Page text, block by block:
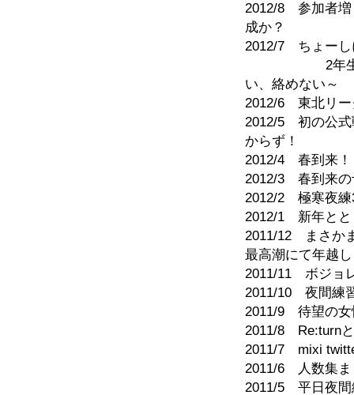
2012/8 参加者増
成か？
2012/7 ちょーし
2年生組のへ
い、絡めない～
2012/6 東北リー
2012/5 初の公式
からず！
2012/4 春到来！
2012/3 春到来の
2012/2 極寒夜練
2012/1 新年とと
2011/12 まさか
最高潮にて年越
2011/11 ボジョ
2011/10 夜間練
2011/9 待望の
2011/8 Re:turn
2011/7 mixi
2011/6 人数集ま
2011/5 平日夜間